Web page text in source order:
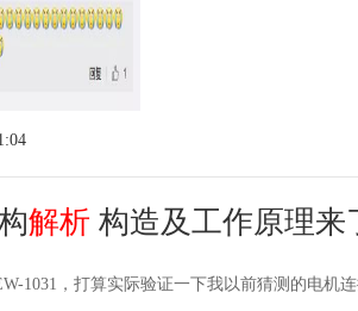
解析 构造及工作原理来
1031，打算实际验证一下我以前猜测的电机